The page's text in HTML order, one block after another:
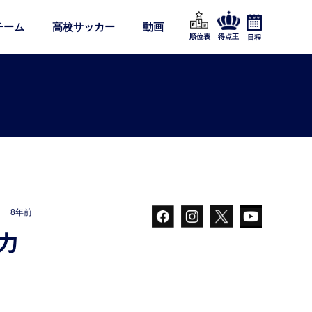
ーム 高校サッカー 動画
順位表 得点王 日程
8年前